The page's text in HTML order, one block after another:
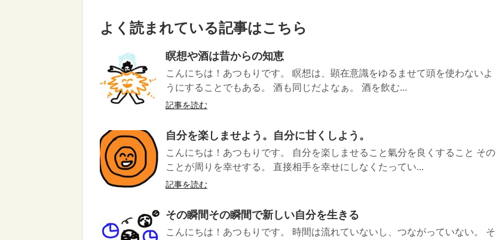
よく読まれている記事はこちら
瞑想や酒は昔からの知恵
こんにちは！あつもりです。 瞑想は、顕在意識をゆるませて頭を使わないよ
うにすることでもある。 酒も同じだよなぁ。 酒を飲む...
記事を読む
自分を楽しませよう。自分に甘くしよう。
こんにちは！あつもりです。 自分を楽しませること氣分を良くすること その
ことが周りを幸せする。 直接相手を幸せにしなくたってい...
記事を読む
その瞬間その瞬間で新しい自分を生きる
こんにちは！あつもりです。 時間は流れていないし、つながっていない。 そ